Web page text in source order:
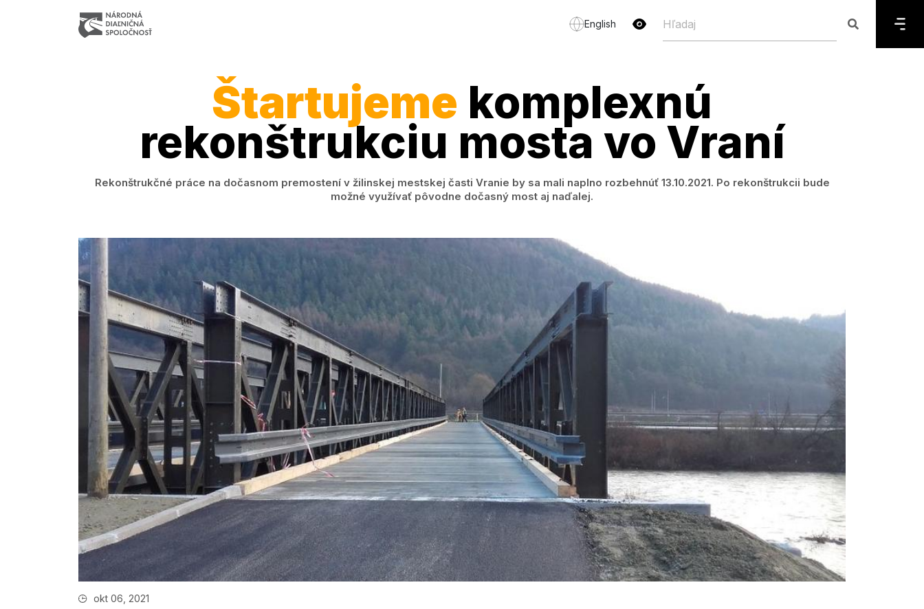
English
Štartujeme komplexnú
rekonštrukciu mosta vo Vraní
Rekonštrukčné práce na dočasnom premostení v žilinskej mestskej časti Vranie by sa mali naplno rozbehnúť 13.10.2021. Po rekonštrukcii bude
možné využívať pôvodne dočasný most aj naďalej.
okt 06, 2021